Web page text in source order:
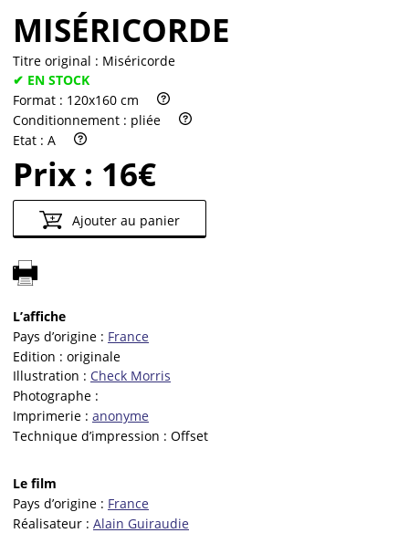
MISÉRICORDE
Titre original : Miséricorde
✔ EN STOCK
Format : 120x160 cm
Conditionnement : pliée
Etat : A
Prix : 16€
Ajouter au panier
L’affiche
Pays d’origine : France
Edition : originale
Illustration : Check Morris
Photographe :
Imprimerie : anonyme
Technique d’impression : Offset
Le film
Pays d’origine : France
Réalisateur : Alain Guiraudie